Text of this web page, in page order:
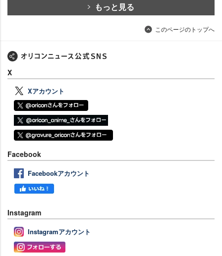
もっと見る
このページのトップへ
X
Xアカウント
Facebook
Facebookアカウント
Instagram
Instagramアカウント